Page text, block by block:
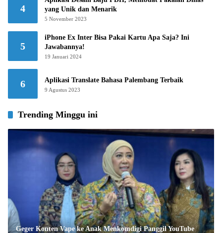
4
yang Unik dan Menarik
5 November 2023
5
iPhone Ex Inter Bisa Pakai Kartu Apa Saja? Ini
Jawabannya!
19 Januari 2024
6 Aplikasi Translate Bahasa Palembang Terbaik
9 Agustus 2023
Trending Minggu ini
Geger Konten Vape ke Anak Menkomdigi Panggil YouTube